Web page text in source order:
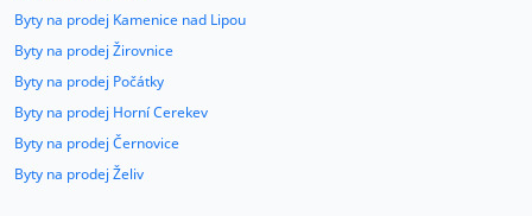
Byty na prodej Kamenice nad Lipou
Byty na prodej Žirovnice
Byty na prodej Počátky
Byty na prodej Horní Cerekev
Byty na prodej Černovice
Byty na prodej Želiv